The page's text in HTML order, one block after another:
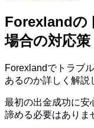
Forexlandの
場合の対応
Forexlandでトラブ
あるのか詳しく解説
最初の出金成功に安
諦める必要はありま